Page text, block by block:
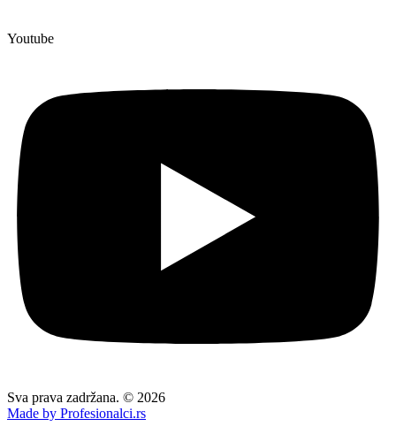
Youtube
Sva prava zadržana. © 2026
Made by Profesionalci.rs